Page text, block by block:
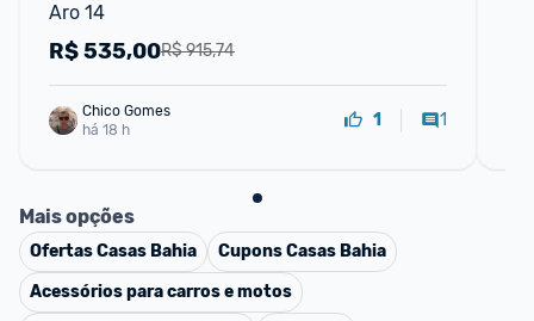
Aro 14
R$ 915,74
R$535,00
Chico Gomes
há 18 h
1 1
Mais opções
OfertasCasas Bahia CuponsCasas Bahia
Acessórios para carros e motos